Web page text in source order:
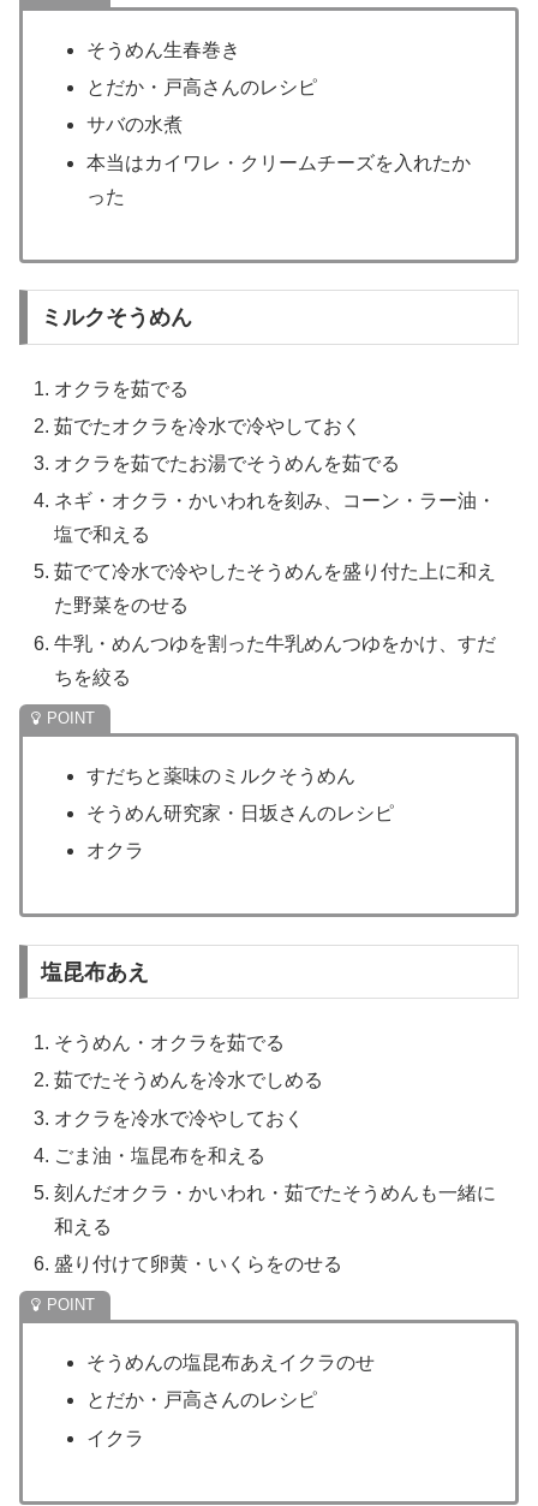
そうめん生春巻き
とだか・戸高さんのレシピ
サバの水煮
本当はカイワレ・クリームチーズを入れたか
った
ミルクそうめん
オクラを茹でる
茹でたオクラを冷水で冷やしておく
オクラを茹でたお湯でそうめんを茹でる
ネギ・オクラ・かいわれを刻み、コーン・ラー油・
塩で和える
茹でて冷水で冷やしたそうめんを盛り付た上に和え
た野菜をのせる
牛乳・めんつゆを割った牛乳めんつゆをかけ、すだ
ちを絞る
すだちと薬味のミルクそうめん
そうめん研究家・日坂さんのレシピ
オクラ
塩昆布あえ
そうめん・オクラを茹でる
茹でたそうめんを冷水でしめる
オクラを冷水で冷やしておく
ごま油・塩昆布を和える
刻んだオクラ・かいわれ・茹でたそうめんも一緒に
和える
盛り付けて卵黄・いくらをのせる
そうめんの塩昆布あえイクラのせ
とだか・戸高さんのレシピ
イクラ